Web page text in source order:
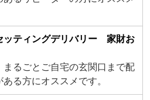
ッティングデリバリー 家財お
るごとご自宅の玄関口まで配
る方にオススメです。